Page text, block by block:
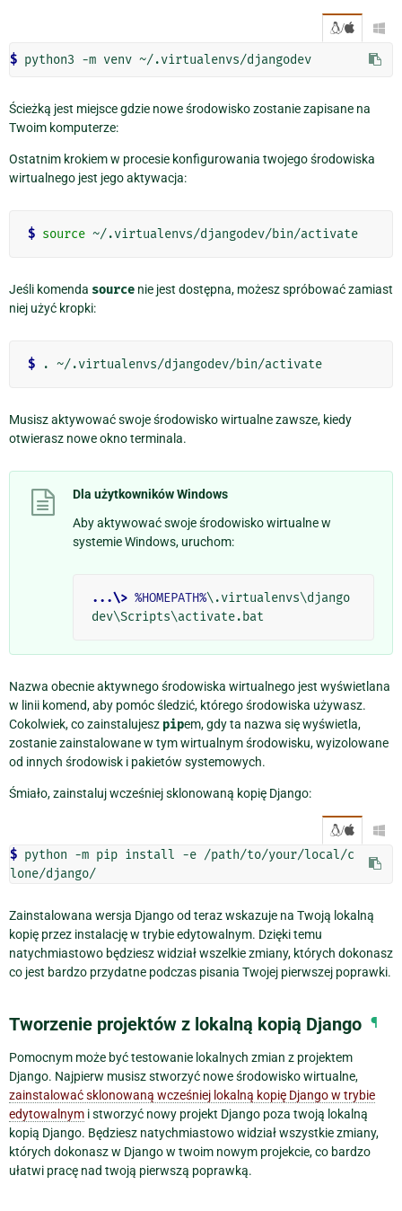
/ 
$
Ścieżką jest miejsce gdzie nowe środowisko zostanie zapisane na
Twoim komputerze:
Ostatnim krokiem w procesie konfigurowania twojego środowiska
wirtualnego jest jego aktywacja:
$ source
Jeśli komenda source nie jest dostępna, możesz spróbować zamiast
niej użyć kropki:
$
Musisz aktywować swoje środowisko wirtualne zawsze, kiedy
otwierasz nowe okno terminala.
Dla użytkowników Windows
Aby aktywować swoje środowisko wirtualne w
systemie Windows, uruchom:
...\> %HOMEPATH%\.virtualenvs\django
Nazwa obecnie aktywnego środowiska wirtualnego jest wyświetlana
w linii komend, aby pomóc śledzić, którego środowiska używasz.
Cokolwiek, co zainstalujesz pipem, gdy ta nazwa się wyświetla,
zostanie zainstalowane w tym wirtualnym środowisku, wyizolowane
od innych środowisk i pakietów systemowych.
Śmiało, zainstaluj wcześniej sklonowaną kopię Django:
/ 
$ python -m pip install -e /path/to/your/local/c
Zainstalowana wersja Django od teraz wskazuje na Twoją lokalną
kopię przez instalację w trybie edytowalnym. Dzięki temu
natychmiastowo będziesz widział wszelkie zmiany, których dokonasz
co jest bardzo przydatne podczas pisania Twojej pierwszej poprawki.
Tworzenie projektów z lokalną kopią Django ¶
Pomocnym może być testowanie lokalnych zmian z projektem
Django. Najpierw musisz stworzyć nowe środowisko wirtualne,
zainstalować sklonowaną wcześniej lokalną kopię Django w trybie
edytowalnym i stworzyć nowy projekt Django poza twoją lokalną
kopią Django. Będziesz natychmiastowo widział wszystkie zmiany,
których dokonasz w Django w twoim nowym projekcie, co bardzo
ułatwi pracę nad twoją pierwszą poprawką.